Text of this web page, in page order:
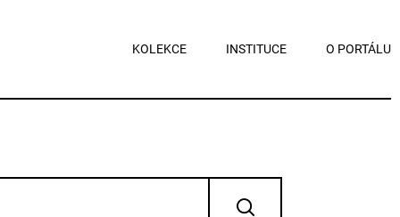
KOLEKCE INSTITUCE O PORTÁLU